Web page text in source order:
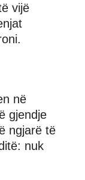
vijë
në
gjendje
ngjarë të
nuk